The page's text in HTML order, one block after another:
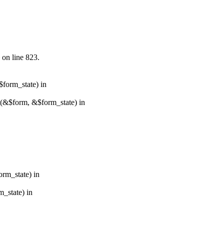
line 823.
in
&$form_state) in
in
in